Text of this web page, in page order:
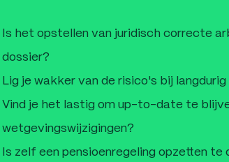
Is het opstellen van juridisch correcte
dossier?
Lig je wakker van de risico's bij
Vind je het lastig om up-to-date te
wetgevingswijzigingen?
Is zelf een pensioenregeling opzetten